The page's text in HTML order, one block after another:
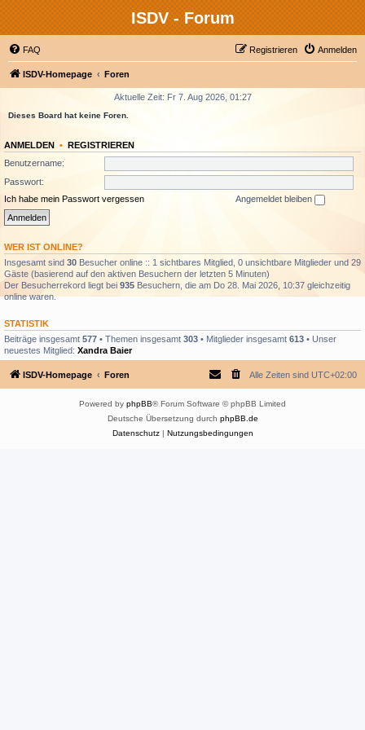
ISDV - Forum
FAQ Anmelden
Registrieren
ISDV-Homepage Foren
Aktuelle Zeit: Fr 7. Aug 2026, 01:27
Dieses Board hat keine Foren.
ANMELDEN • REGISTRIEREN
Benutzername:
Passwort:
Ich habe mein Passwort vergessen
Angemeldet bleiben
WER IST ONLINE?
Insgesamt sind 30 Besucher online :: 1 sichtbares Mitglied, 0 unsichtbare Mitglieder und 29
Gäste (basierend auf den aktiven Besuchern der letzten 5 Minuten)
Der Besucherrekord liegt bei 935 Besuchern, die am Do 28. Mai 2026, 10:37 gleichzeitig
online waren.
STATISTIK
Beiträge insgesamt 577 • Themen insgesamt 303 • Mitglieder insgesamt 613 • Unser
neuestes Mitglied: Xandra Baier
ISDV-Homepage Foren Alle Zeiten sind UTC+02:00
Powered by phpBB® Forum Software © phpBB Limited
Deutsche Übersetzung durch phpBB.de
Datenschutz| Nutzungsbedingungen